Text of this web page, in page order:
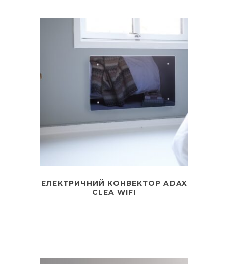
ЕЛЕКТРИЧНИЙ КОНВЕКТОР ADAX
CLEA WIFI